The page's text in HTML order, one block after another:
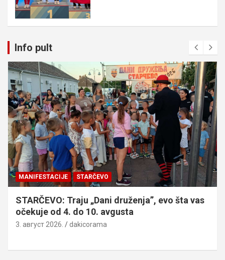
Info pult
MANIFESTACIJE STARČEVO
STARČEVO: Traju „Dani druženja”, evo šta vas
očekuje od 4. do 10. avgusta
3. август 2026. dakicorama